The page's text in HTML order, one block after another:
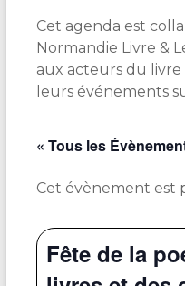
Cet agenda est
Normandie Livre &
aux acteurs du
leurs événements
« Tous les
Cet évènement est
Fête de la